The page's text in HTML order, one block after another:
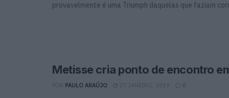
provavelmente é uma Triumph daquelas que faziam
Metisse cria ponto de encontro
PAULO ARAÚJO 27 JANEIRO, 2019 0